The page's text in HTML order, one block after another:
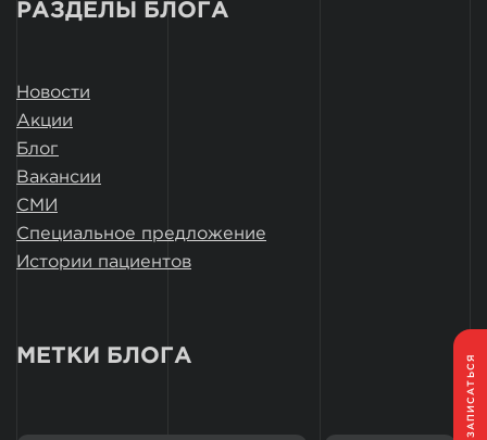
ЗАПИСАТЬСЯ
РАЗДЕЛЫ БЛОГА
Новости
Акции
Блог
Вакансии
СМИ
Специальное предложение
Истории пациентов
МЕТКИ БЛОГА